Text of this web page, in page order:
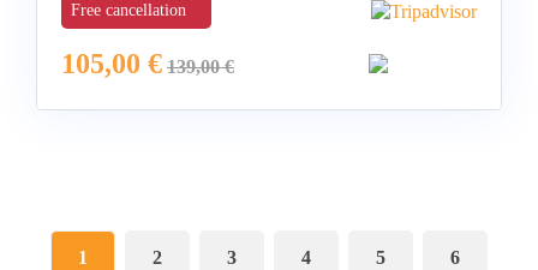
Free cancellation
105,00 € 139,00€
1 2 3 4 5 6